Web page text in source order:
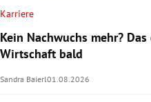
Karriere
Kein Nachwuchs mehr?
Wirtschaft bald
Sandra Baierl01.08.2026